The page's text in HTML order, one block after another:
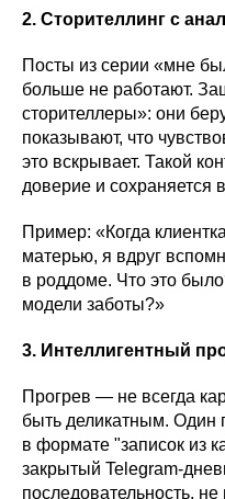
2. Сторителлинг с
Посты из серии «мне
больше не работают.
сторителлеры»: они
показывают, что
это вскрывает. Такой
доверие и сохраняется
Пример: «Когда
матерью, я вдруг
в роддоме. Что это
модели заботы?»
3. Интеллигентный
Прогрев — не всегда
быть деликатным. Один
в формате "записок из
закрытый Telegram-
последовательность,